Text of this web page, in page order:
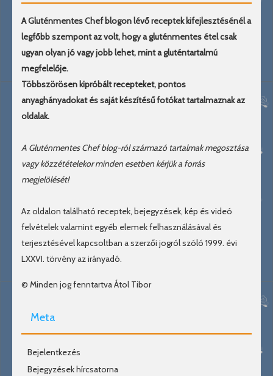
A Gluténmentes Chef blogon lévő receptek kifejlesztésénél a
legfőbb szempont az volt, hogy a gluténmentes étel csak
ugyan olyan jó vagy jobb lehet, mint a gluténtartalmú
megfelelője.
Többszörösen kipróbált recepteket, pontos
anyaghányadokat és saját készítésű fotókat tartalmaznak az
oldalak.
A Gluténmentes Chef blog-ról származó tartalmak megosztása
vagy közzétételekor minden esetben kérjük a forrás
megjelölését!
Az oldalon található receptek, bejegyzések, kép és videó
felvételek valamint egyéb elemek felhasználásával és
terjesztésével kapcsoltban a szerzői jogról szóló 1999. évi
LXXVI. törvény az irányadó.
© Minden jog fenntartva Átol Tibor
Meta
Bejelentkezés
Bejegyzések hírcsatorna